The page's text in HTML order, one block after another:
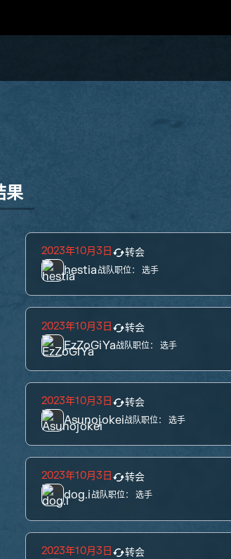
果
2023年10月3日 转会
hestia战队职位： 选手
2023年10月3日 转会
EzZoGiYa战队职位： 选手
2023年10月3日 转会
Asunojokei战队职位： 选手
2023年10月3日 转会
dog.i战队职位： 选手
2023年10月3日 转会